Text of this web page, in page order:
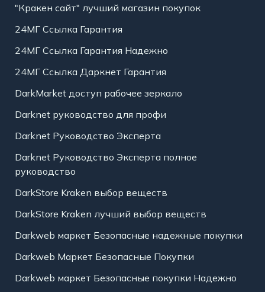
"Кракен сайт" лучший магазин покупок
24МГ Ссылка Гарантия
24МГ Ссылка Гарантия Надежно
24МГ Ссылка Даркнет Гарантия
DarkMarket доступ рабочее зеркало
Darknet руководство для профи
Darknet Руководство Эксперта
Darknet Руководство Эксперта полное
руководство
DarkStore Kraken выбор веществ
DarkStore Kraken лучший выбор веществ
Darkweb маркет Безопасные надежные покупки
Darkweb Маркет Безопасные Покупки
Darkweb маркет Безопасные покупки Надежно